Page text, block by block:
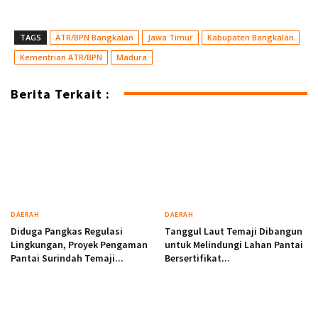
TAGS ATR/BPN Bangkalan Jawa Timur
Kabupaten Bangkalan
Kementrian ATR/BPN
Madura
Berita Terkait :
DAERAH
Diduga Pangkas Regulasi
Lingkungan, Proyek Pengaman
Pantai Surindah Temaji...
DAERAH
Tanggul Laut Temaji Dibangun
untuk Melindungi Lahan Pantai
Bersertifikat...